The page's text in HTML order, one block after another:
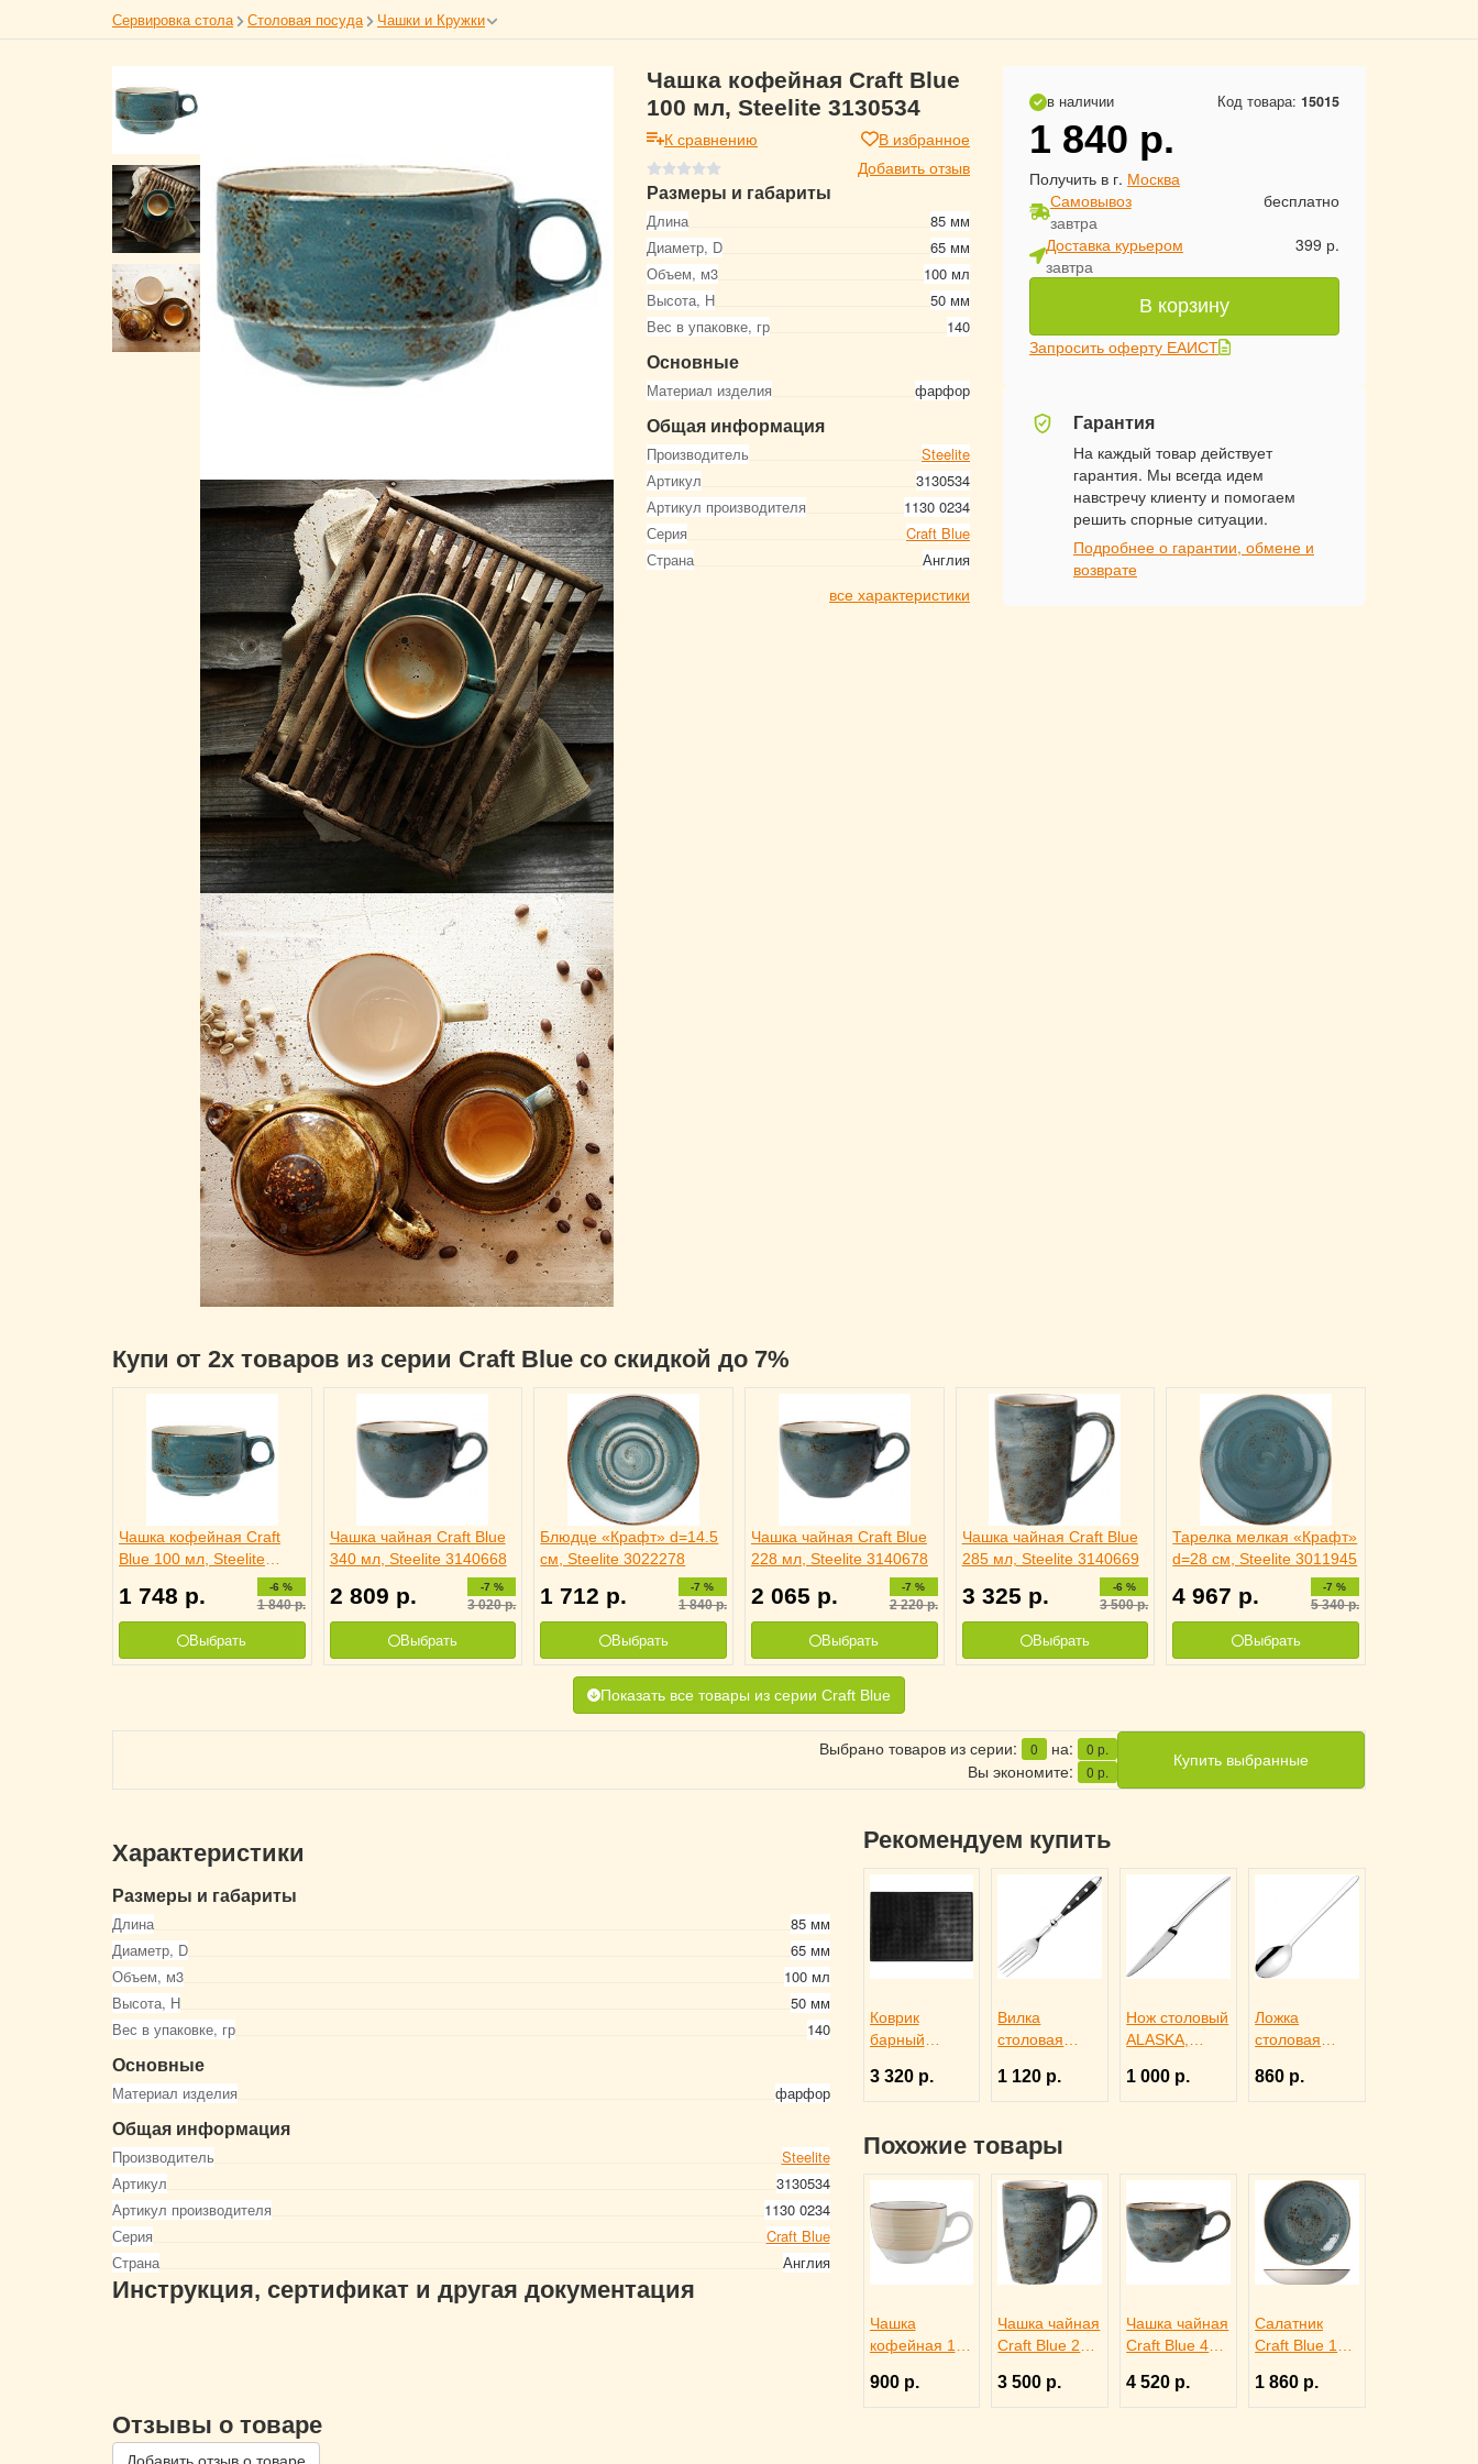
Сервировка стола Столовая посуда Чашки и Кружки
Чашка кофейная Craft Blue
100 мл, Steelite 3130534
К сравнению
В избранное
Добавить отзыв
Размеры и габариты
Длина
85 мм
Диаметр, D
65 мм
Объем, м3
100 мл
Высота, Н
50 мм
Вес в упаковке, гр
140
Основные
Материал изделия фарфор
Общая информация
Производитель
Steelite
Артикул
3130534
Артикул производителя
1130 0234
Серия
Craft Blue
Страна
Англия
все характеристики
в наличии Код товара: 15015
1 840 р.
Получить в г. Москва
Самовывоз
завтра
бесплатно
Доставка курьером
завтра
399 р.
В корзину
Запросить оферту ЕАИСТ
Гарантия
На каждый товар действует
гарантия. Мы всегда идем
навстречу клиенту и помогаем
решить спорные ситуации.
Подробнее о гарантии, обмене и
возврате
Купи от 2х товаров из серии Craft Blue со скидкой до 7%
Чашка кофейная Craft
Blue 100 мл, Steelite
1 748 р. -6 %
1 840р.
Выбрать
Чашка чайная Craft Blue
340 мл, Steelite 3140668
2 809 р. -7 %
3 020р.
Выбрать
Блюдце «Крафт» d=14.5
см, Steelite 3022278
1 712 р. -7 %
1 840р.
Выбрать
Чашка чайная Craft Blue
228 мл, Steelite 3140678
2 065 р. -7 %
2 220р.
Выбрать
Чашка чайная Craft Blue
285 мл, Steelite 3140669
3 325 р. -6 %
3 500р.
Выбрать
Тарелка мелкая «Крафт»
d=28 см, Steelite 3011945
4 967 р. -7 %
5 340р.
Выбрать
Показать все товары из серии Craft Blue
Выбрано товаров из серии: 0 на: 0 р.
Вы экономите: 0 р.
Купить выбранные
Характеристики
Размеры и габариты
Длина
85 мм
Диаметр, D
65 мм
Объем, м3
100 мл
Высота, Н
50 мм
Вес в упаковке, гр
140
Основные
Материал изделия фарфор
Общая информация
Производитель
Steelite
Артикул
3130534
Артикул производителя
1130 0234
Серия
Craft Blue
Страна
Англия
Инструкция, сертификат и другая документация
Рекомендуем купить
Коврик
барный
черный
резиновый,
2120624
3 320 р.
Вилка
столовая
Eternum
3110369
1 120 р.
Нож столовый
ALASKA,
3110291
1 000 р.
Ложка
столовая
Eternum
3110142
860 р.
Похожие товары
Чашка
кофейная 100
SIMPLICITY
CINO,
900 р.
Чашка чайная
Craft Blue 285
3140669
3 500 р.
Чашка чайная
Craft Blue 450
3140675
4 520 р.
Салатник
Craft Blue 13
3030475
1 860 р.
Отзывы о товаре